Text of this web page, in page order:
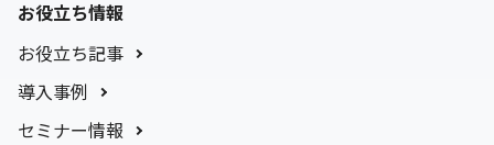
お役立ち情報
お役立ち記事
導入事例
セミナー情報